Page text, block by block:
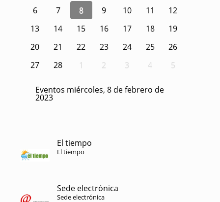
6
7 8 9 10 11
12
13
14 15 16 17 18
19
20
21 22 23 24 25
26
27
28 1 2 3 4 5
Eventos miércoles, 8 de febrero de
2023
El tiempo
El tiempo
Sede electrónica
Sede electrónica